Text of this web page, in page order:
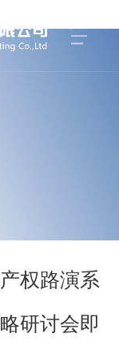
权路演系
研讨会即